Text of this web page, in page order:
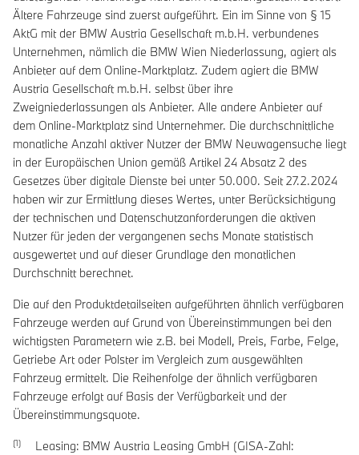
Ältere Fahrzeuge sind zuerst aufgeführt. Ein im Sinne von § 15
AktG mit der BMW Austria Gesellschaft m.b.H. verbundenes
Unternehmen, nämlich die BMW Wien Niederlassung, agiert als
Anbieter auf dem Online-Marktplatz. Zudem agiert die BMW
Austria Gesellschaft m.b.H. selbst über ihre
Zweigniederlassungen als Anbieter. Alle andere Anbieter auf
dem Online-Marktplatz sind Unternehmer. Die durchschnittliche
monatliche Anzahl aktiver Nutzer der BMW Neuwagensuche liegt
in der Europäischen Union gemäß Artikel 24 Absatz 2 des
Gesetzes über digitale Dienste bei unter 50.000. Seit 27.2.2024
haben wir zur Ermittlung dieses Wertes, unter Berücksichtigung
der technischen und Datenschutzanforderungen die aktiven
Nutzer für jeden der vergangenen sechs Monate statistisch
ausgewertet und auf dieser Grundlage den monatlichen
Durchschnitt berechnet.
Die auf den Produktdetailseiten aufgeführten ähnlich verfügbaren
Fahrzeuge werden auf Grund von Übereinstimmungen bei den
wichtigsten Parametern wie z.B. bei Modell, Preis, Farbe, Felge,
Getriebe Art oder Polster im Vergleich zum ausgewählten
Fahrzeug ermittelt. Die Reihenfolge der ähnlich verfügbaren
Fahrzeuge erfolgt auf Basis der Verfügbarkeit und der
Übereinstimmungsquote.
Leasing: BMW Austria Leasing GmbH (GISA-Zahl: